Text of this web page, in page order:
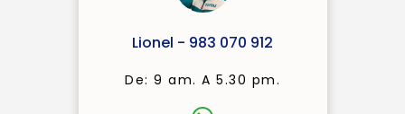
Lionel - 983 070 912
De: 9 am. A 5.30 pm.